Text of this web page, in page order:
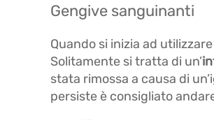
Gengive sanguinanti
Quando si inizia ad
Solitamente si tratta di un’
stata rimossa a causa di
persiste è consigliato